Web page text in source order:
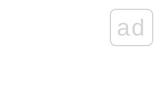
ad